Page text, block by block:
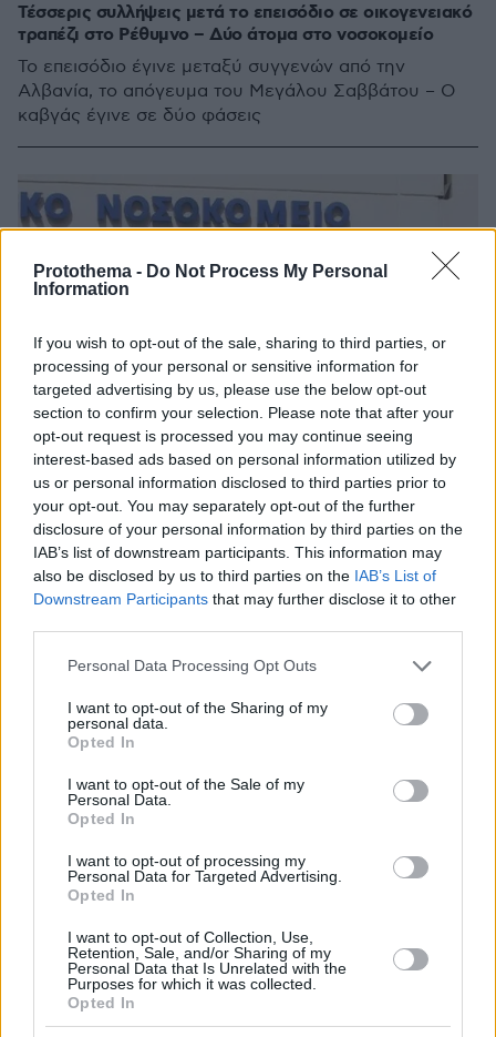
Protothema - Do Not Process My Personal
Information
If you wish to opt-out of the sale, sharing to third parties, or
processing of your personal or sensitive information for
targeted advertising by us, please use the below opt-out
section to confirm your selection. Please note that after your
opt-out request is processed you may continue seeing
interest-based ads based on personal information utilized by
us or personal information disclosed to third parties prior to
your opt-out. You may separately opt-out of the further
disclosure of your personal information by third parties on the
IAB’s list of downstream participants. This information may
also be disclosed by us to third parties on the IAB’s List of
Downstream Participants that may further disclose it to other
Please note that this website/app uses one or more Google
not limited to your visit or usage behaviour. You may click to
grant or deny consent to Google and its third-party tags to
use your data for below specified purposes in below Google
consent section.
Personal Data Processing Opt Outs
I want to opt-out of the Sharing of my
personal data.
Opted In
I want to opt-out of the Sale of my
Personal Data.
Opted In
I want to opt-out of processing my
Personal Data for Targeted Advertising.
Opted In
I want to opt-out of Collection, Use,
Retention, Sale, and/or Sharing of my
Personal Data that Is Unrelated with the
Purposes for which it was collected.
Opted In
Τέσσερις συλλήψεις μετά το επεισόδιο σε οικογενειακό
τραπέζι στο Ρέθυμνο – Δύο άτομα στο νοσοκομείο
Το επεισόδιο έγινε μεταξύ συγγενών από την
Αλβανία, το απόγευμα του Μεγάλου Σαββάτου – Ο
καβγάς έγινε σε δύο φάσεις
στη μνήμη του Βαρδή Βαρδινογιάννη από την οικογένειά
του στο Νοσοκομείο Ρεθύμνου
εξέφρασε θερμές ευχαριστίες προς την Motor Oil και
την οικογένεια Βαρδινογιάννη
30.12.2024, 16:48 4